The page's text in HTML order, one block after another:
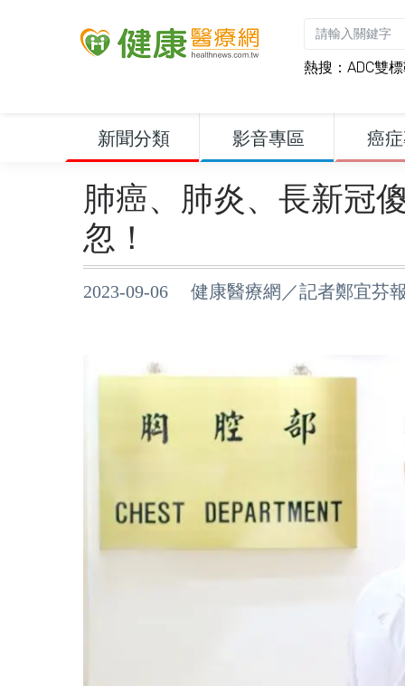
熱搜： ADC雙
新聞分類 影音專區 癌
肺癌、肺炎、長新冠
忽！
2023-09-06 健康醫療網／記者鄭宜芬